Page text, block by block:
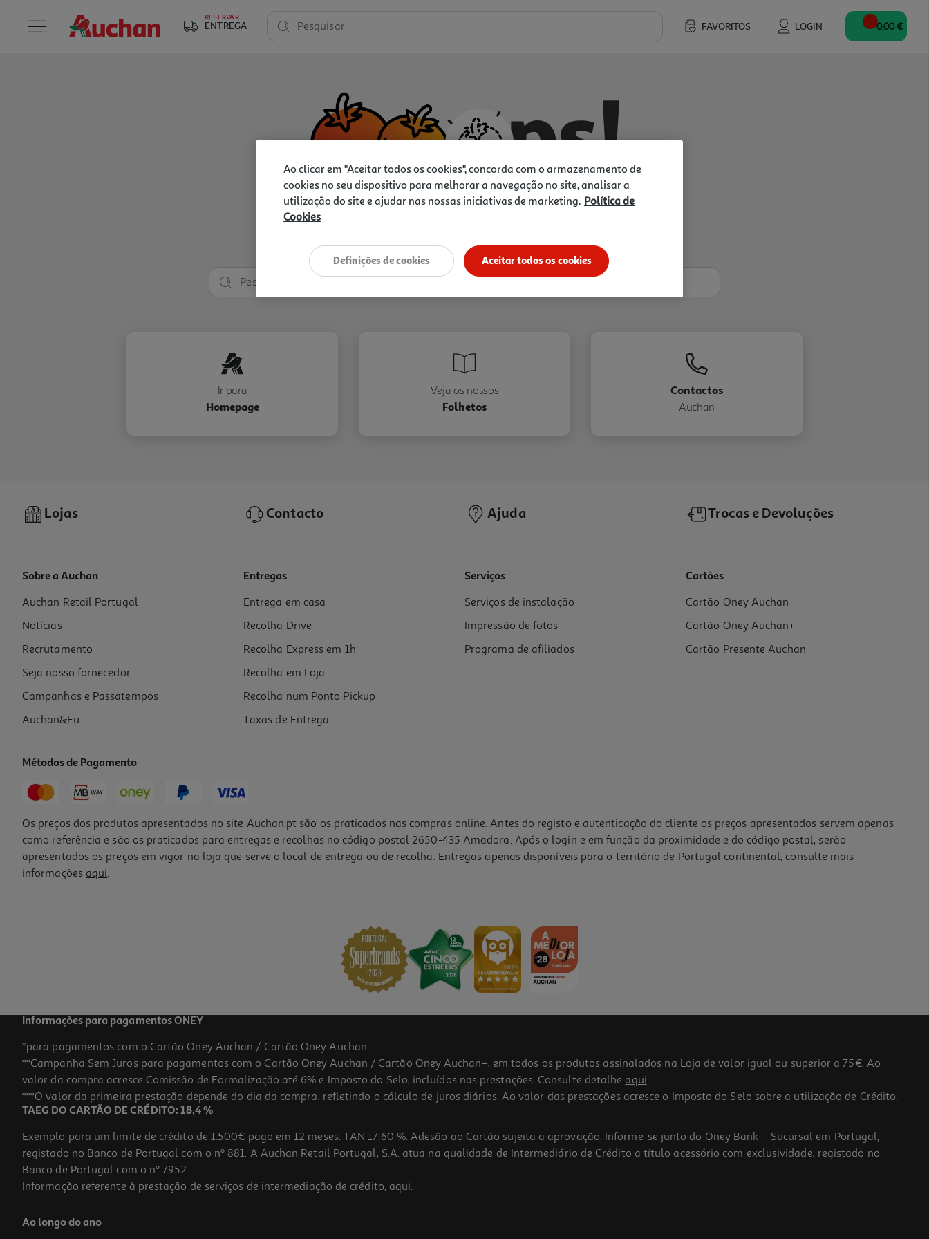
RESERVAR
ENTREGA FAVORITOS LOGIN
Pesquisar 0,00 €
Vamos tentar de novo?
Ir para
Homepage
Veja os nossos
Folhetos
Contactos
Auchan
Lojas Contacto Ajuda Trocas e Devoluções
Sobre a Auchan
Auchan Retail Portugal
Notícias
Recrutamento
Seja nosso fornecedor
Campanhas e Passatempos
Auchan&Eu
Entregas
Entrega em casa
Recolha Drive
Recolha Express em 1h
Recolha em Loja
Recolha num Ponto Pickup
Taxas de Entrega
Serviços
Serviços de instalação
Impressão de fotos
Programa de afiliados
Cartões
Cartão Oney Auchan
Cartão Oney Auchan+
Cartão Presente Auchan
Métodos de Pagamento
Os preços dos produtos apresentados no site Auchan.pt são os praticados nas compras online. Antes do registo e autenticação do cliente os preços apresentados servem apenas
como referência e são os praticados para entregas e recolhas no código postal 2650-435 Amadora. Após o login e em função da proximidade e do código postal, serão
apresentados os preços em vigor na loja que serve o local de entrega ou de recolha. Entregas apenas disponíveis para o território de Portugal continental, consulte mais
informações aqui.
Informações para pagamentos ONEY
*para pagamentos com o Cartão Oney Auchan / Cartão Oney Auchan+.
**Campanha Sem Juros para pagamentos com o Cartão Oney Auchan / Cartão Oney Auchan+, em todos os produtos assinalados na Loja de valor igual ou superior a 75€. Ao
valor da compra acresce Comissão de Formalização até 6% e Imposto do Selo, incluídos nas prestações. Consulte detalhe aqui.
***O valor da primeira prestação depende do dia da compra, refletindo o cálculo de juros diários. Ao valor das prestações acresce o Imposto do Selo sobre a utilização de Crédito.
TAEG DO CARTÃO DE CRÉDITO: 18,4 %
Exemplo para um limite de crédito de 1.500€ pago em 12 meses. TAN 17,60 %. Adesão ao Cartão sujeita a aprovação. Informe-se junto do Oney Bank – Sucursal em Portugal,
registado no Banco de Portugal com o nº 881. A Auchan Retail Portugal, S.A. atua na qualidade de Intermediário de Crédito a título acessório com exclusividade, registado no
Banco de Portugal com o nº 7952.
Informação referente à prestação de serviços de intermediação de crédito, aqui.
Ao longo do ano
Ao clicar em "Aceitar todos os cookies", concorda com o armazenamento de
cookies no seu dispositivo para melhorar a navegação no site, analisar a
utilização do site e ajudar nas nossas iniciativas de marketing. Política de
Cookies
Aceitar todos os cookies
Definições de cookies